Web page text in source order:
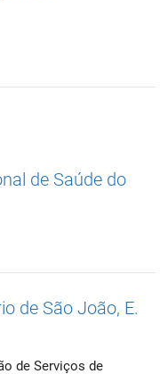
de Saúde do
de São João, E.
de Serviços de